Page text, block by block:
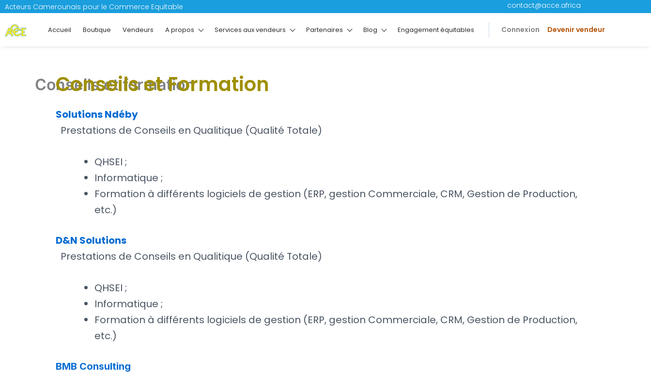
Aller
contenu
Acteurs Camerounais pour le Commerce Equitable contact@acce.africa
Accueil Boutique Vendeurs A propos Services aux vendeurs Partenaires Blog Engagement équitables Connexion Devenir vendeur
Conseils et formation
Conseils et Formation
Solutions Ndéby
Prestations de Conseils en Qualitique (Qualité Totale)
QHSEI ;
Informatique ;
Formation à différents logiciels de gestion (ERP, gestion Commerciale, CRM, Gestion de Production,
etc.)
D&N Solutions
Prestations de Conseils en Qualitique (Qualité Totale)
QHSEI ;
Informatique ;
Formation à différents logiciels de gestion (ERP, gestion Commerciale, CRM, Gestion de Production,
etc.)
BMB Consulting